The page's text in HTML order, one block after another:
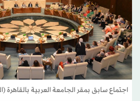
اجتماع سابق بمقر الجامعة العربية بالقاهرة